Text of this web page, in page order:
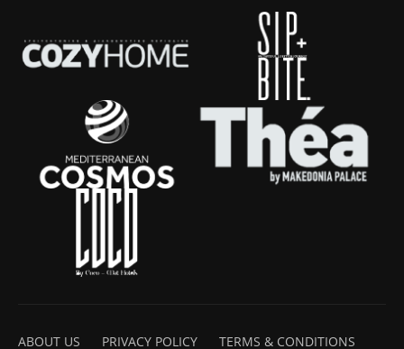
ABOUT US PRIVACY POLICY TERMS & CONDITIONS